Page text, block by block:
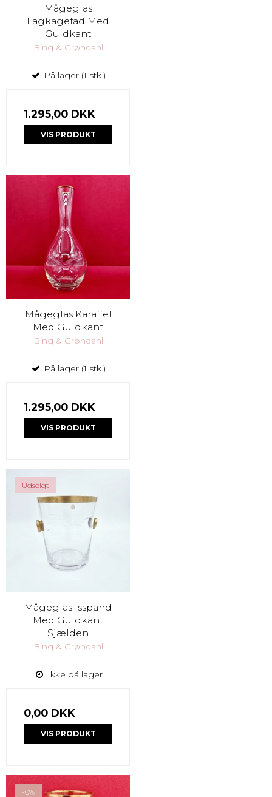
Mågeglas
Lagkagefad Med
Guldkant
Bing & Grøndahl
På lager (1 stk.)
1.295,00 DKK
VIS PRODUKT
Mågeglas Karaffel
Med Guldkant
Bing & Grøndahl
På lager (1 stk.)
1.295,00 DKK
VIS PRODUKT
Udsolgt
Mågeglas Isspand
Med Guldkant
Sjælden
Bing & Grøndahl
Ikke på lager
0,00 DKK
VIS PRODUKT
-0%